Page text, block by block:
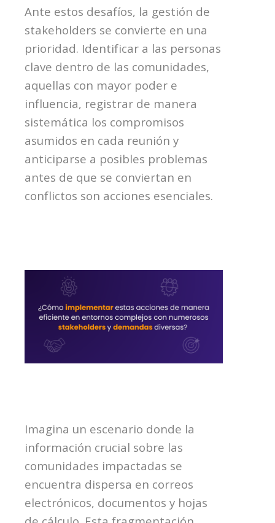
Ante estos desafíos, la gestión de
stakeholders se convierte en una
prioridad. Identificar a las personas
clave dentro de las comunidades,
aquellas con mayor poder e
influencia, registrar de manera
sistemática los compromisos
asumidos en cada reunión y
anticiparse a posibles problemas
antes de que se conviertan en
conflictos son acciones esenciales.
Imagina un escenario donde la
información crucial sobre las
comunidades impactadas se
encuentra dispersa en correos
electrónicos, documentos y hojas